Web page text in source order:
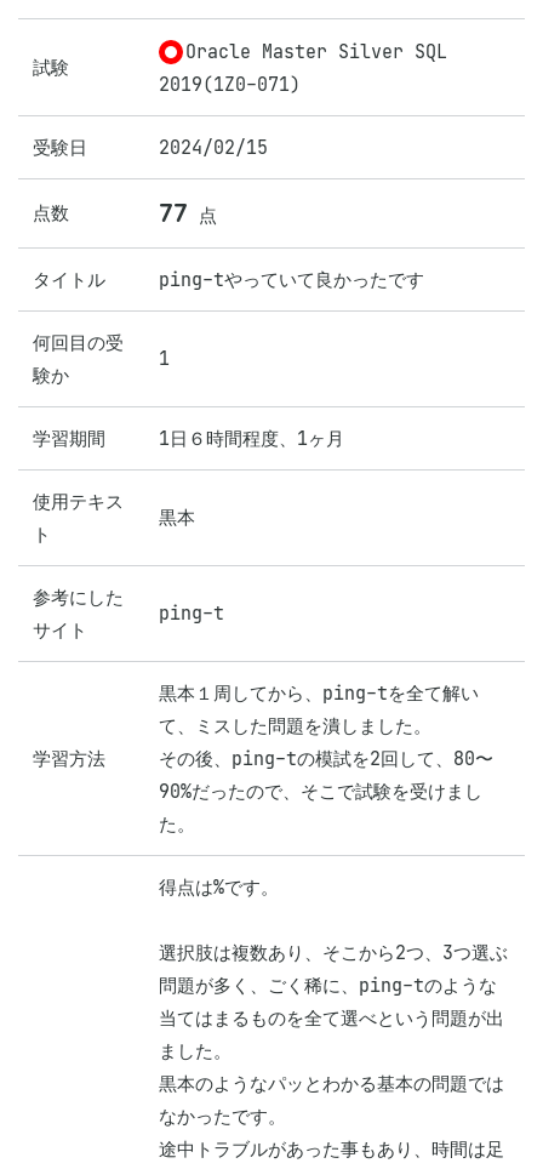
試験
Oracle Master Silver SQL
2019(1Z0-071)
受験日 2024/02/15
点数 77 点
タイトル ping-tやっていて良かったです
何回目の受
験か
1
学習期間 1日６時間程度、1ヶ月
使用テキス
ト
黒本
参考にした
サイト
ping-t
学習方法
黒本１周してから、ping-tを全て解い
て、ミスした問題を潰しました。
その後、ping-tの模試を2回して、80〜
90%だったので、そこで試験を受けまし
た。
得点は%です。
選択肢は複数あり、そこから2つ、3つ選ぶ
問題が多く、ごく稀に、ping-tのような
当てはまるものを全て選べという問題が出
ました。
黒本のようなパッとわかる基本の問題では
なかったです。
途中トラブルがあった事もあり、時間は足